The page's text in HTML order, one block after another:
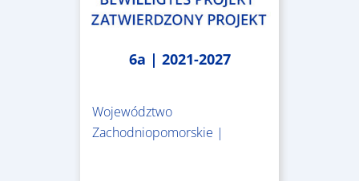
6a | 2021-2027
Województwo
Zachodniopomorskie |